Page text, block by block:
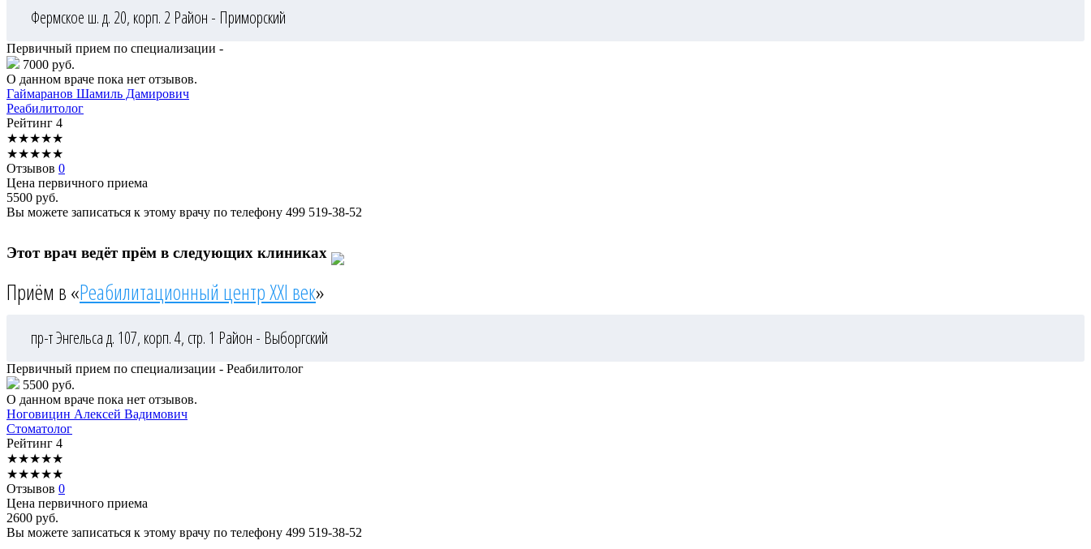
Фермское ш. д. 20, корп. 2 Район - Приморский
Первичный прием по специализации -
7000 руб.
О данном враче пока нет отзывов.
Гаймаранов Шамиль Дамирович
Реабилитолог
Рейтинг 4
★★★★★
★★★★★
Отзывов 0
Цена первичного приема
5500 руб.
Вы можете записаться к этому врачу по телефону 499 519-38-52
Этот врач ведёт прём в следующих клиниках
Приём в «Реабилитационный центр XXI век»
пр-т Энгельса д. 107, корп. 4, стр. 1 Район - Выборгский
Первичный прием по специализации - Реабилитолог
5500 руб.
О данном враче пока нет отзывов.
Ноговицин Алексей Вадимович
Стоматолог
Рейтинг 4
★★★★★
★★★★★
Отзывов 0
Цена первичного приема
2600 руб.
Вы можете записаться к этому врачу по телефону 499 519-38-52